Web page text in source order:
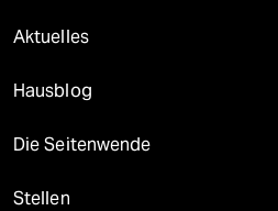
Aktuelles
Hausblog
Die Seitenwende
Stellen